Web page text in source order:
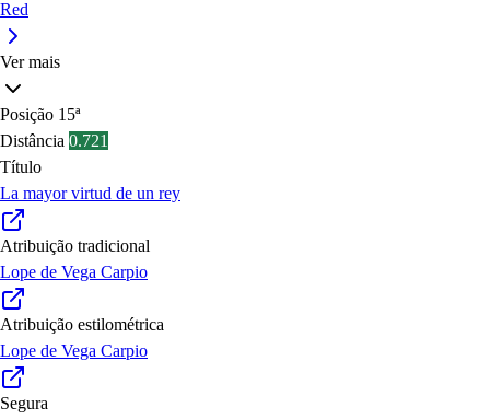
Red
Ver mais
Posição 15ª
Distância 0.721
Título
La mayor virtud de un rey
Atribuição tradicional
Lope de Vega Carpio
Atribuição estilométrica
Lope de Vega Carpio
Segura